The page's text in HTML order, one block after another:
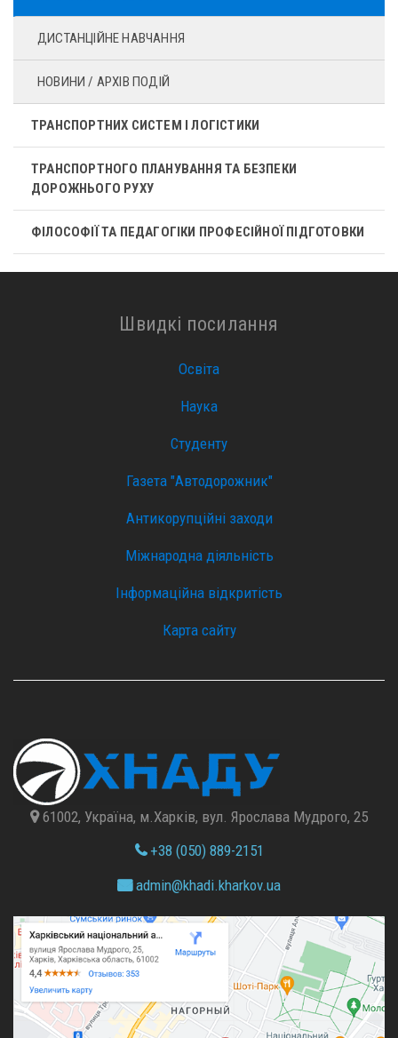
ДИСТАНЦІЙНЕ НАВЧАННЯ
НОВИНИ / АРХІВ ПОДІЙ
ТРАНСПОРТНИХ СИСТЕМ І ЛОГІСТИКИ
ТРАНСПОРТНОГО ПЛАНУВАННЯ ТА БЕЗПЕКИ
ДОРОЖНЬОГО РУХУ
ФІЛОСОФІЇ ТА ПЕДАГОГІКИ ПРОФЕСІЙНОЇ ПІДГОТОВКИ
Швидкі посилання
Освіта
Наука
Студенту
Газета "Автодорожник"
Антикорупційні заходи
Міжнародна діяльність
Інформаційна відкритість
Карта сайту
61002, Україна, м.Харків, вул. Ярослава Мудрого, 25
+38 (050) 889-2151
admin@khadi.kharkov.ua